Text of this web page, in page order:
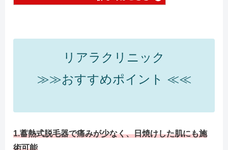
リアラクリニック
≫≫おすすめポイント ≪≪
1.蓄熱式脱毛器で痛みが少なく、日焼けした肌にも施
術可能